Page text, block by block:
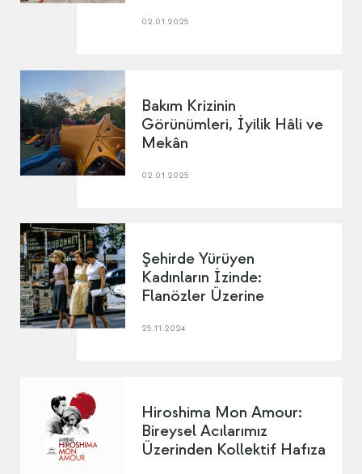
02.01.2025
Bakım Krizinin
Görünümleri, İyilik Hâli ve
Mekân
02.01.2025
Şehirde Yürüyen
Kadınların İzinde:
Flanözler Üzerine
25.11.2024
Hiroshima Mon Amour:
Bireysel Acılarımız
Üzerinden Kollektif Hafıza